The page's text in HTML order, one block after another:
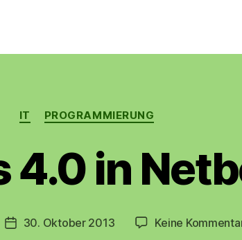
Kategorien
IT PROGRAMMIERUNG
4.0 in
Beitragsdatum
30. Oktober 2013 Keine